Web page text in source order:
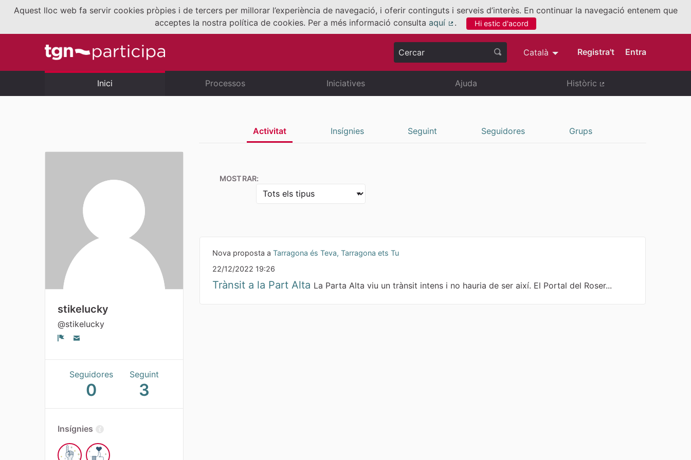
Aquest lloc web fa servir cookies pròpies i de tercers per millorar l’experiència de navegació, i oferir continguts i serveis d’interès. En continuar la navegació entenem que
acceptes la nostra política de cookies. Per a més informació consultaaquí
(Enllaç extern)
. Hi estic d'acord
Cercar Català Triar la llengua Elegir el idioma
Registra't Entra
Inici Processos Iniciatives Ajuda
Històric
Activitat Insígnies Seguint Seguidores Grups
stikelucky
@stikelucky
Seguidores
0
Seguint
3
Insígnies
MOSTRAR:
Nova proposta a Tarragona és Teva, Tarragona ets Tu
22/12/2022 19:26
Trànsit a la Part Alta La Parta Alta viu un trànsit intens i no hauria de ser així. El Portal del Roser...